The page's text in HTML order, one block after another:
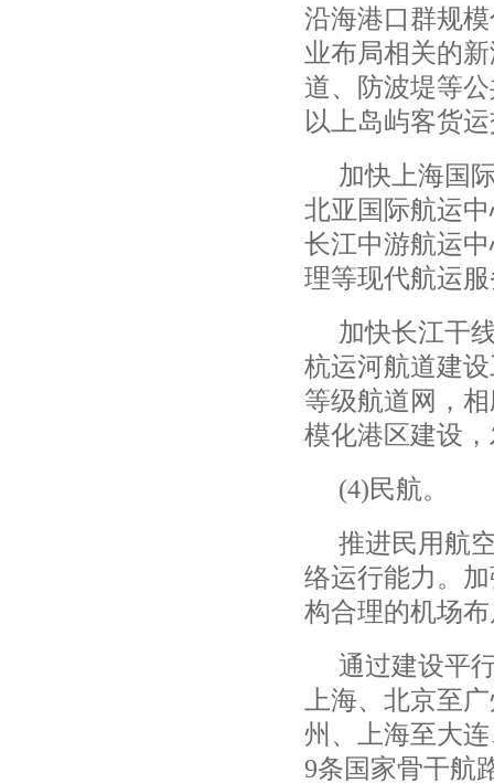
沿海港口群规
业布局相关的
道、防波堤等
以上岛屿客货
加快上海国
北亚国际航运
长江中游航运
理等现代航运
加快长江干
杭运河航道建
等级航道网，
模化港区建设
(4)民航。
推进民用航
络运行能力。
构合理的机场
通过建设平
上海、北京至
州、上海至大
9条国家骨干航